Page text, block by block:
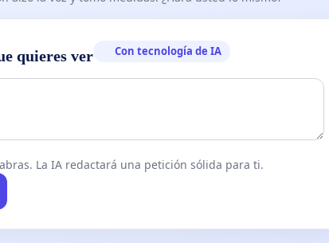
quieres ver Con tecnología de IA
La IA redactará una petición sólida para ti.